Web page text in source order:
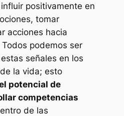
positivamente en
tomar
acciones hacia
podemos ser
señales en los
la vida; esto
potencial de
competencias
de las